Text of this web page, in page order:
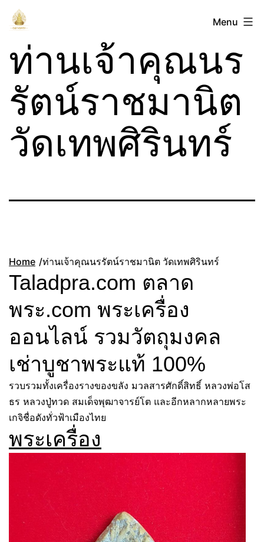
ตลาด
พระ
Menu
ท่านเจ้าคุณนร
รัตน์ราชมานิต
วัดเทพศิรินทร์
Home /ท่านเจ้าคุณนรรัตน์ราชมานิต วัดเทพศิรินทร์
Taladpra.com ตลาด
พระ.com พระเครื่อง
ออนไลน์ รวมวัตถุมงคล
เช่าบูชาพระแท้ 100%
รวบรวมทั้งเครื่องรางของขลัง มวลสารศักดิ์สิทธิ์ หลวงพ่อโส
ธร หลวงปู่ทวด สมเด็จพุฒาจารย์โต และอีกหลากหลายพระ
เกจิชื่อดังทั่วฟ้าเมืองไทย
พระเครื่อง